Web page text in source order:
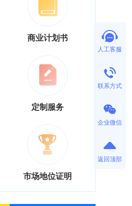
商业计划书
定制服务
市场地位证明
人工客服
联系方式
企业微信
返回顶部